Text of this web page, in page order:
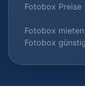
Fotobox Preise
Fotobox
Fotobox